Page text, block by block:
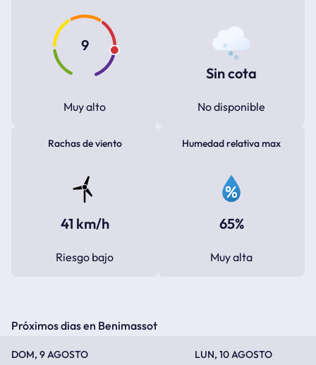
9
Muy alto
Sin cota
No disponible
Rachas de viento
41 km/h
Riesgo bajo
Humedad relativa max
65%
Muy alta
Próximos dias en Benimassot
DOM, 9 AGOSTO LUN, 10 AGOSTO